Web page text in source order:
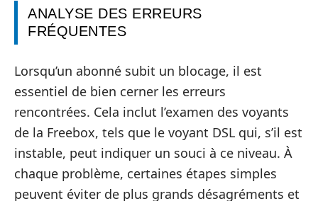
ANALYSE DES ERREURS
FRÉQUENTES
Lorsqu’un abonné subit un blocage, il est
essentiel de bien cerner les erreurs
rencontrées. Cela inclut l’examen des voyants
de la Freebox, tels que le voyant DSL qui, s’il est
instable, peut indiquer un souci à ce niveau. À
chaque problème, certaines étapes simples
peuvent éviter de plus grands désagréments et